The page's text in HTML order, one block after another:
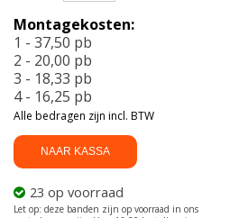
XL
245/35
R18
92Y
aantal
NAAR KASSA
23 op voorraad
Montagekosten:
1 - 37,50 pb
2 - 20,00 pb
3 - 18,33 pb
4 - 16,25 pb
Alle bedragen zijn incl. BTW